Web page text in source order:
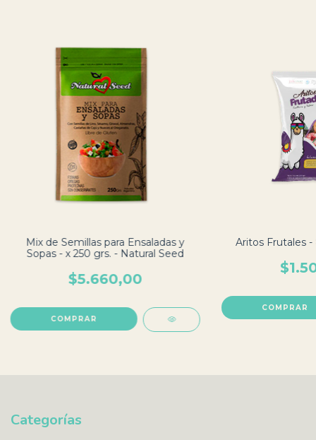
Mix de Semillas para Ensaladas y
Sopas - x 250 grs. - Natural Seed
$5.660,00
Aritos Frutales -
Categorías